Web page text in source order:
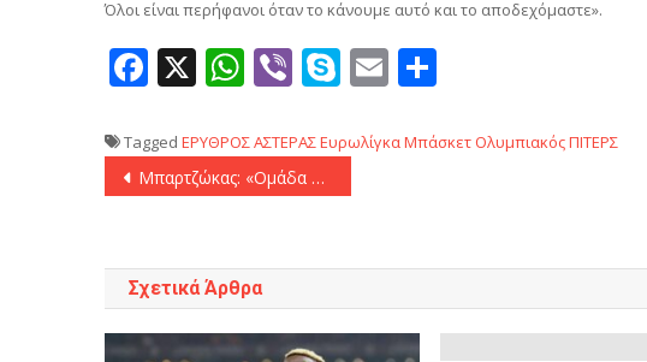
Όλοι είναι περήφανοι όταν το κάνουμε αυτό και το αποδεχόμαστε».
Facebook
X WhatsApp
ViberSkype
Email
Tagged ΕΡΥΘΡΟΣ ΑΣΤΕΡΑΣΕυρωλίγκαΜπάσκετ ΟλυμπιακόςΠΙΤΕΡΣ
Πλοήγηση
Μπαρτζώκας: «Ομάδα με πολύ ταλέντο και δύσκολη έδρα»
Σχετικά Άρθρα